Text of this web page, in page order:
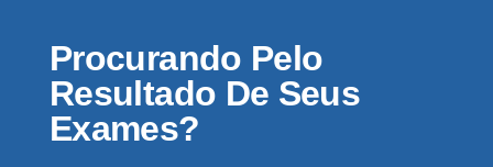
Procurando Pelo
Resultado De Seus
Exames?